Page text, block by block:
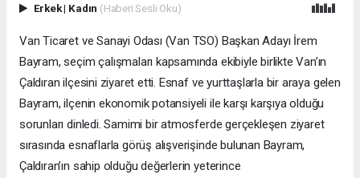
Erkek| Kadın (Haberi Sesli Oku)
Van Ticaret ve Sanayi Odası (Van TSO) Başkan Adayı İrem
Bayram, seçim çalışmaları kapsamında ekibiyle birlikte Van’ın
Çaldıran ilçesini ziyaret etti. Esnaf ve yurttaşlarla bir araya gelen
Bayram, ilçenin ekonomik potansiyeli ile karşı karşıya olduğu
sorunları dinledi. Samimi bir atmosferde gerçekleşen ziyaret
sırasında esnaflarla görüş alışverişinde bulunan Bayram,
Çaldıran’ın sahip olduğu değerlerin yeterince